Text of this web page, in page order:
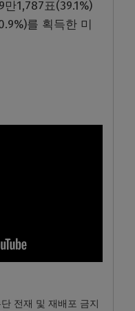
1,787표(39.1%)
를 획득한 미
전재 및 재배포 금지